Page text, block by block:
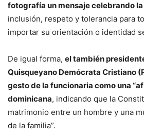
fotografía un mensaje celebrando
inclusión, respeto y tolerancia para
importar su orientación o identidad
De igual forma, el también
Quisqueyano Demócrata Cristiano
gesto de la funcionaria como una
dominicana, indicando que la
matrimonio entre un hombre y una
de la familia”.